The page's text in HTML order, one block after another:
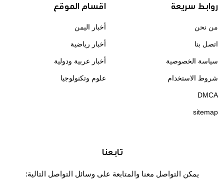
روابط سريعة
من نحن
اتصل بنا
سياسة الخصوصية
شروط الاستخدام
DMCA
sitemap
اقسام الموقع
أخبار اليمن
أخبار رياضية
أخبار عربية ودولية
علوم وتكنولوجيا
تابعنا
يمكن التواصل معنا والمتابعة على وسائل التواصل التالية: